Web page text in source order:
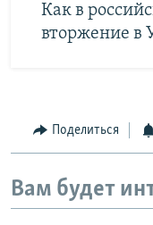
Как в
вторжение в
Поделиться
Вам будет